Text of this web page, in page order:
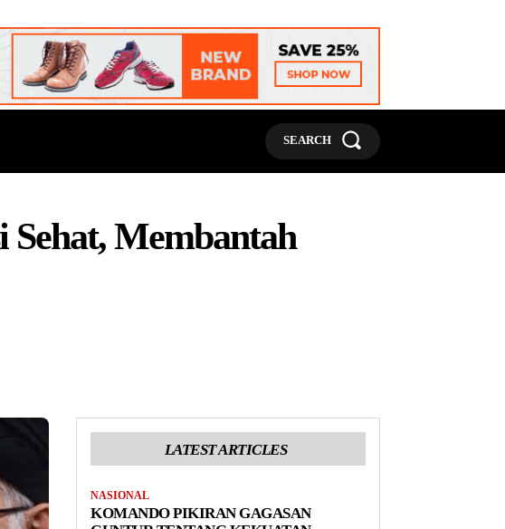
SEARCH
Membantah
LATEST ARTICLES
NASIONAL
KOMANDO PIKIRAN GAGASAN